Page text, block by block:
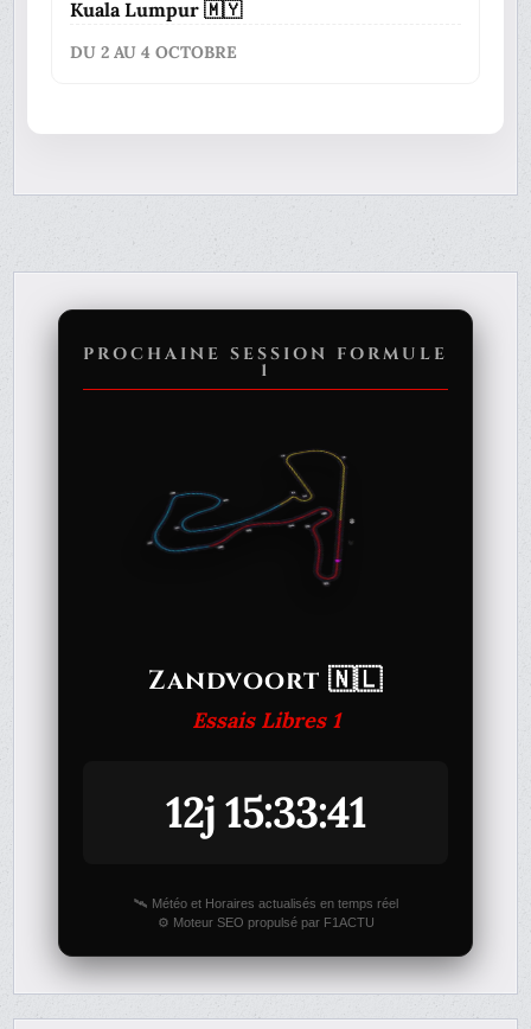
Kuala Lumpur 🇲🇾
DU 2 AU 4 OCTOBRE
PROCHAINE SESSION FORMULE
1
Zandvoort 🇳🇱
Essais Libres 1
12j 15:33:41
🛰️ Météo et Horaires actualisés en temps réel
⚙️ Moteur SEO propulsé par F1ACTU